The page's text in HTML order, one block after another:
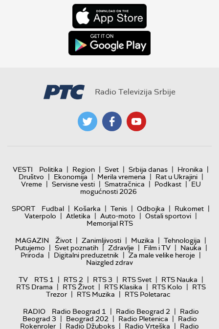
Radio Televizija Srbije
VESTI Politika | Region | Svet | Srbija danas | Hronika |
Društvo | Ekonomija | Merila vremena | Rat u Ukrajini |
Vreme | Servisne vesti | Smatračnica | Podkast | EU
mogućnosti 2026
SPORT
Fudbal | Košarka | Tenis | Odbojka | Rukomet |
Vaterpolo | Atletika | Auto-moto | Ostali sportovi |
Memorijal RTS
MAGAZIN
Život | Zanimljivosti | Muzika | Tehnologija |
Putujemo | Svet poznatih | Zdravlje | Film i TV | Nauka |
Priroda | Digitalni preduzetnik | Za male velike heroje |
Naizgled zdrav
TV
RTS 1 | RTS 2 | RTS 3 | RTS Svet | RTS Nauka |
RTS Drama | RTS Život | RTS Klasika | RTS Kolo | RTS
Trezor | RTS Muzika | RTS Poletarac
RADIO
Radio Beograd 1 | Radio Beograd 2 | Radio
Beograd 3 | Beograd 202 | Radio Pletenica | Radio
Rokenroler | Radio Džuboks | Radio Vrteška | Radio